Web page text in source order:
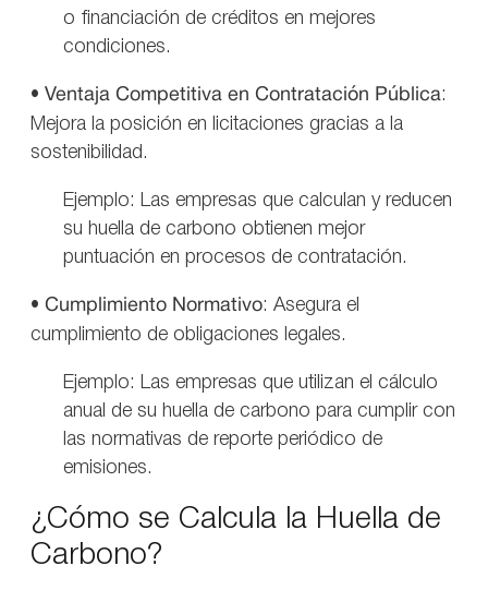
o financiación de créditos en mejores
condiciones.
• Ventaja Competitiva en Contratación Pública:
Mejora la posición en licitaciones gracias a la
sostenibilidad.
Ejemplo: Las empresas que calculan y reducen
su huella de carbono obtienen mejor
puntuación en procesos de contratación.
• Cumplimiento Normativo: Asegura el
cumplimiento de obligaciones legales.
Ejemplo: Las empresas que utilizan el cálculo
anual de su huella de carbono para cumplir con
las normativas de reporte periódico de
emisiones.
¿Cómo se Calcula la Huella de
Carbono?